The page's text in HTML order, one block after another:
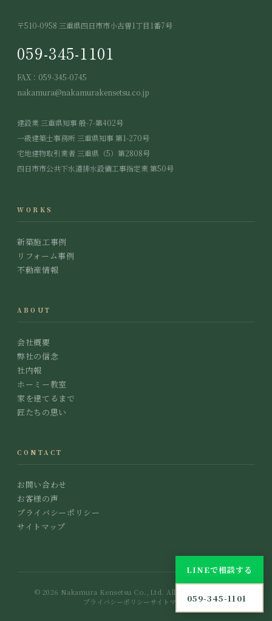
〒510-0958 三重県四日市市小古曽1丁目1番7号
059-345-1101
FAX：059-345-0745
nakamura@nakamurakensetsu.co.jp
建設業 三重県知事 般-7-第402号
一級建築士事務所 三重県知事 第1-270号
宅地建物取引業者 三重県（5）第2808号
四日市市公共下水道排水設備工事指定業 第50号
WORKS
新築施工事例
リフォーム事例
不動産情報
ABOUT
会社概要
弊社の信念
社内報
ホーミー教室
家を建てるまで
匠たちの思い
CONTACT
お問い合わせ
お客様の声
プライバシーポリシー
サイトマップ
© 2026 Nakamura Kensetsu Co.,Ltd. All Rights Reserved.
プライバシーポリシーサイトマップ
LINEで相談する
059-345-1101